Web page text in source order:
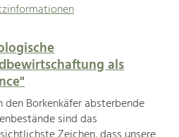
als
den Borkenkäfer absterbende
sind das